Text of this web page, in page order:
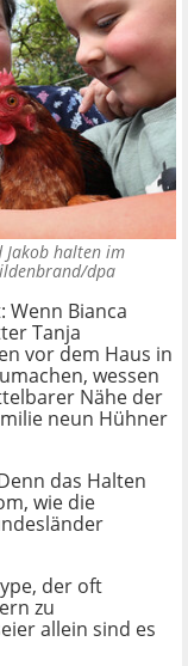
Jakob halten im
dpa
Wenn Bianca
Tanja
vor dem Haus in
wessen
Nähe der
neun Hühner
das Halten
wie die
der oft
zu
allein sind es